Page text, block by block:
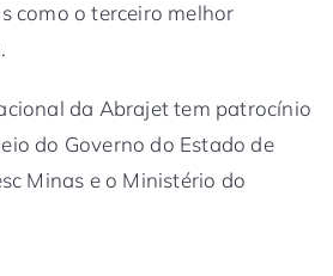
como o terceiro melhor
da Abrajet tem patrocínio
do Governo do Estado de
Minas e o Ministério do